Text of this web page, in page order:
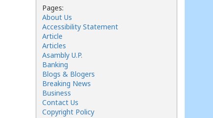
Pages:
About Us
Accessibility Statement
Article
Articles
Asambly U.P.
Banking
Blogs & Blogers
Breaking News
Business
Contact Us
Copyright Policy